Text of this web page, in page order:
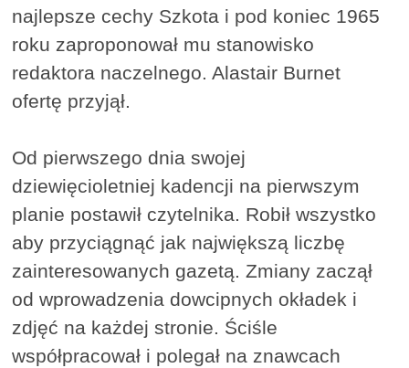
najlepsze cechy Szkota i pod koniec 1965
roku zaproponował mu stanowisko
redaktora naczelnego. Alastair Burnet
ofertę przyjął.
Od pierwszego dnia swojej
dziewięcioletniej kadencji na pierwszym
planie postawił czytelnika. Robił wszystko
aby przyciągnąć jak największą liczbę
zainteresowanych gazetą. Zmiany zaczął
od wprowadzenia dowcipnych okładek i
zdjęć na każdej stronie. Ściśle
współpracował i polegał na znawcach